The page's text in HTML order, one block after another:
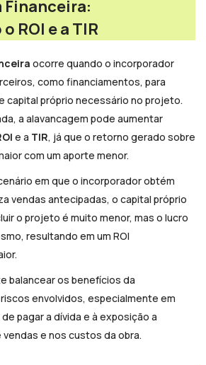
Financeira:
ROI e a TIR
ocorre quando o incorporador
como financiamentos, para
capital próprio necessário no projeto.
a alavancagem pode aumentar
e a TIR, já que o retorno gerado sobre
com um aporte menor.
em que o incorporador obtém
vendas antecipadas, o capital próprio
o projeto é muito menor, mas o lucro
resultando em um ROI
balancear os benefícios da
envolvidos, especialmente em
pagar a dívida e à exposição a
e nos custos da obra.